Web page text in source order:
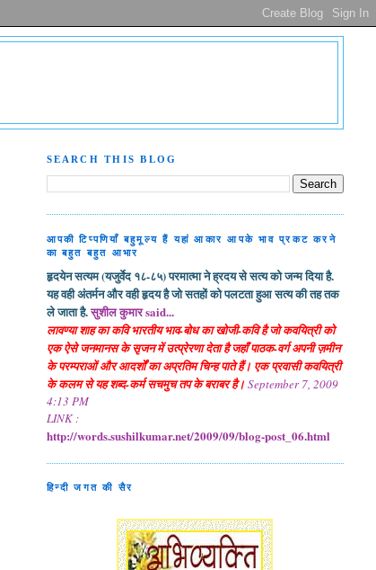
SEARCH THIS BLOG
आपकी टिप्पणियाँ बहुमूल्य हैं यहां आकार आपके भाव प्रकट करने
का बहुत बहुत आभार
हृदयेन सत्यम (यजुर्वेद १८-८५) परमात्मा ने ह्रदय से सत्य को जन्म दिया है.
यह वही अंतर्मन और वही हृदय है जो सतहों को पलटता हुआ सत्य की तह तक
ले जाता है.सुशील कुमार said...
लावण्या शाह का कवि भारतीय भाव-बोध का खोजी-कवि है जो कवयित्री को
एक ऐसे जनमानस के सृजन में उत्प्रेरणा देता है जहाँ पाठक-वर्ग अपनी ज़मीन
के परम्पराओं और आदर्शों का अप्रतिम चिन्ह पाते हैं। एक प्रवासी कवयित्री
के कलम से यह शब्द-कर्म सचमुच तप के बराबर है। September 7, 2009
4:13 PM
LINK :
http://words.sushilkumar.net/2009/09/blog-post_06.html
हिन्दी जगत की सैर